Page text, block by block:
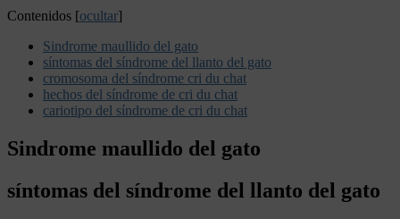
Contenidos [ocultar]
Sindrome maullido del gato
síntomas del síndrome del llanto del gato
cromosoma del síndrome cri du chat
hechos del síndrome de cri du chat
cariotipo del síndrome de cri du chat
Sindrome maullido del gato
síntomas del síndrome del llanto del gato